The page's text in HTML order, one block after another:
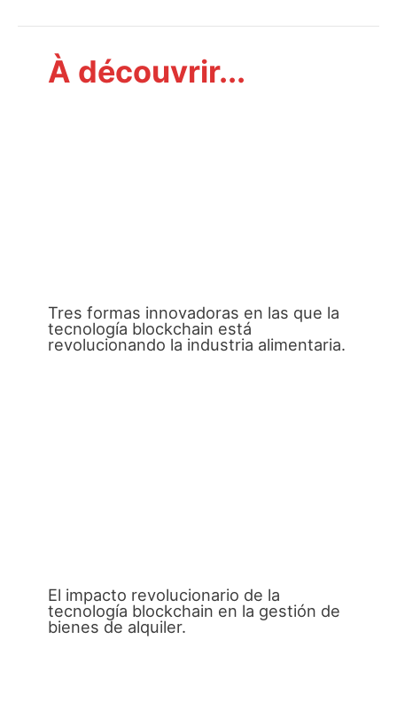
À découvrir...
Tres formas innovadoras en las que la
tecnología blockchain está
revolucionando la industria alimentaria.
El impacto revolucionario de la
tecnología blockchain en la gestión de
bienes de alquiler.